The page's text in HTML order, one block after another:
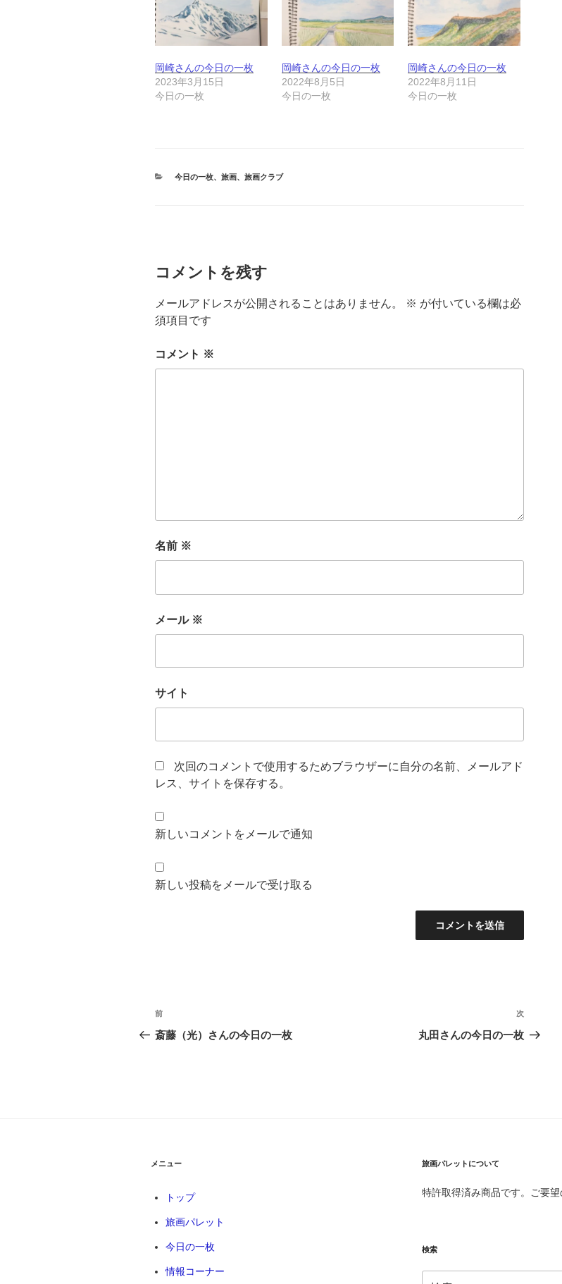
岡崎さんの今日の一枚
2023年3月15日
今日の一枚
岡崎さんの今日の一枚
2022年8月5日
今日の一枚
岡崎さんの今日の一枚
2022年8月11日
今日の一枚
カ
今日の一枚、 旅画、 旅画クラブ
コメントを残す
メールアドレスが公開されることはありません。 ※ が付いている欄は必
須項目です
コメント ※
名前 ※
メール ※
サイト
次回のコメントで使用するためブラウザーに自分の名前、メールアド
レス、サイトを保存する。
新しいコメントをメールで通知
新しい投稿をメールで受け取る
投
稿
シ
ン
前
の
前
斎藤（光）さんの今日の一枚
次
の
次
丸田さんの今日の一枚
メニュー
トップ
旅画パレット
今日の一枚
情報コーナー
旅画パレットについて
特許取得済み商品です。ご要望
検索